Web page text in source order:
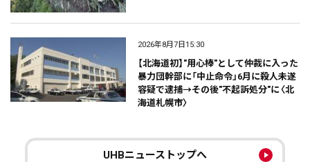
2026年8月7日15:30
【北海道初】"用心棒"として仲裁に入った
暴力団幹部に「中止命令」6月に殺人未遂
容疑で逮捕→その後"不起訴処分"に〈北
海道札幌市〉
UHBニューストップへ